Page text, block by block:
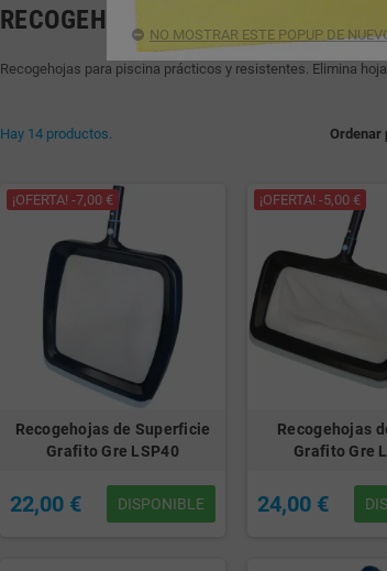
RECOGEHOJAS PARA PISCINAS
Recogehojas para piscina prácticos y resistentes. Elimina
Ordenar
Hay 14 productos.
¡OFERTA! -7,00 €
Recogehojas de Superficie
Grafito Gre LSP40
22,00 € DISPONIBLE
¡OFERTA! -5,00 €
Recogehojas
Grafito Gre
24,00 €
NO MOSTRAR ESTE POPUP DE